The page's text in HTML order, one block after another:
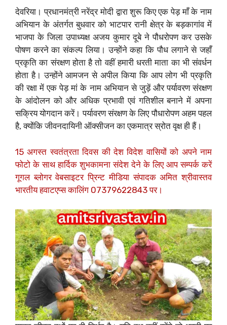
देवरिया। प्रधानमंत्री नरेंद्र मोदी द्वारा शुरू किए एक पेड़ माँ के नाम
अभियान के अंतर्गत बुधवार को भाटपार रानी क्षेत्र के बड़कागांव में
भाजपा के जिला उपाध्यक्ष अजय कुमार दूबे ने पौधरोपण कर उसके
पोषण करने का संकल्प लिया। उन्होंने कहा कि पौध लगाने से जहाँ
प्रकृति का संरक्षण होता है तो वहीं हमारी धरती माता का भी संवर्धन
होता है। उन्होंने आमजन से अपील किया कि आप लोग भी प्रकृति
की रक्षा में एक पेड़ मां के नाम अभियान से जुड़ें और पर्यावरण संरक्षण
के आंदोलन को और अधिक प्रभावी एवं गतिशील बनाने में अपना
सक्रिय योगदान करें। पर्यावरण संरक्षण के लिए पौधारोपण अहम पहल
है, क्योंकि जीवनदायिनी ऑक्सीजन का एकमात्र स्रोत वृक्ष ही हैं।
15 अगस्त स्वतंत्रता दिवस की देश विदेश वासियों को अपने नाम
फोटो के साथ हार्दिक शुभकामना संदेश देने के लिए आप सम्पर्क करें
गूगल ब्लोगर वेबसाइटर प्रिन्ट मीडिया संपादक अमित श्रीवास्तव
भारतीय हवाटएप्स कालिंग 07379622843 पर।